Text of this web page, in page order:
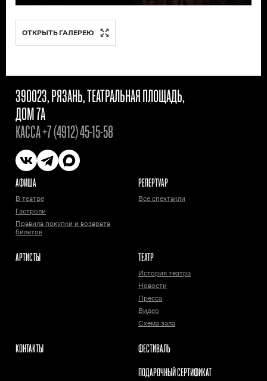
ОТКРЫТЬ ГАЛЕРЕЮ
390023, РЯЗАНЬ, ТЕАТРАЛЬНАЯ ПЛОЩАДЬ,
ДОМ 7А
КАССА+7 (4912) 45-15-58
АФИША
В театре
Гастроли
Правила покупки и возврата
билетов
РЕПЕРТУАР
Все спектакли
АРТИСТЫ ТЕАТР
История театра
Новости
Пресса
Видео
Схема зала
КОНТАКТЫ
ФЕСТИВАЛЬ
ПОДАРОЧНЫЙ СЕРТИФИКАТ